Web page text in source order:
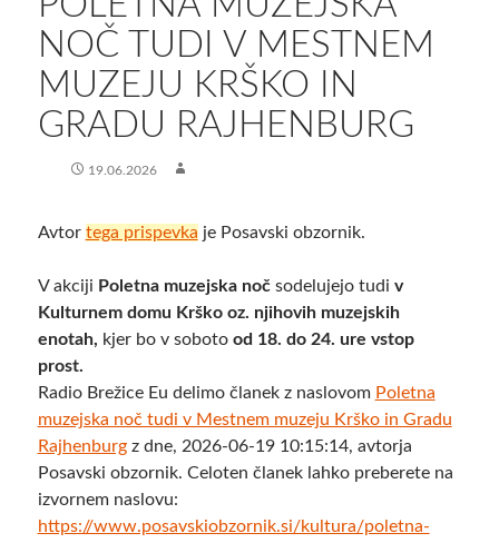
NOČ TUDI V MESTNEM
MUZEJU KRŠKO IN
GRADU RAJHENBURG
19.06.2026
Avtor tega prispevka je Posavski obzornik.
V akciji Poletna muzejska nočsodelujejo tudi v
Kulturnem domu Krško oz. njihovih muzejskih
enotah, kjer bo v sobotood 18. do 24. ure vstop
prost.
Radio Brežice Eu delimo članek z naslovom Poletna
muzejska noč tudi v Mestnem muzeju Krško in Gradu
Rajhenburgz dne, 2026-06-19 10:15:14, avtorja
Posavski obzornik. Celoten članek lahko preberete na
izvornem naslovu:
https://www.posavskiobzornik.si/kultura/poletna-